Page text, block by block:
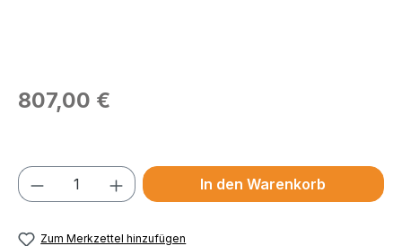
Regulärer Preis:
807,00 €
Produkt Anzahl: Gib den gewünschten
In den Warenkorb
Zum Merkzettel hinzufügen